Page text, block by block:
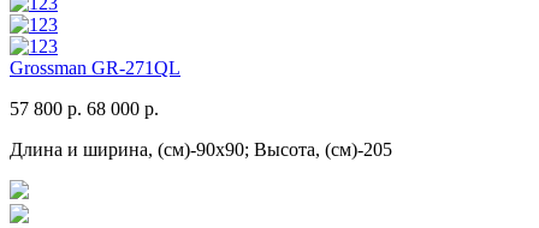
Grossman GR-271QL
57 800 р. 68 000 р.
Длина и ширина, (см)-90x90; Высота, (см)-205